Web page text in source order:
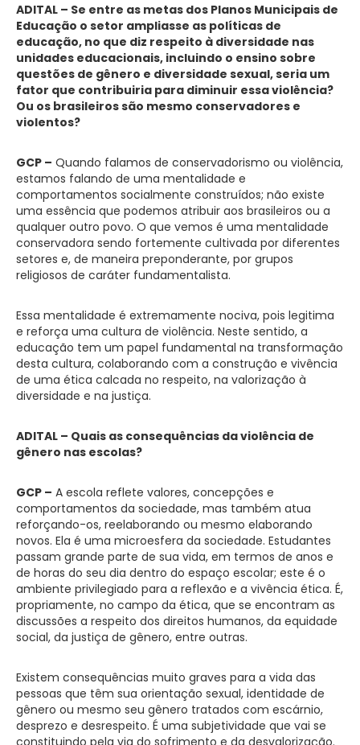
ADITAL – Se entre as metas dos Planos Municipais de
Educação o setor ampliasse as políticas de
educação, no que diz respeito à diversidade nas
unidades educacionais, incluindo o ensino sobre
questões de gênero e diversidade sexual, seria um
fator que contribuiria para diminuir essa violência?
Ou os brasileiros são mesmo conservadores e
violentos?
GCP – Quando falamos de conservadorismo ou violência,
estamos falando de uma mentalidade e
comportamentos socialmente construídos; não existe
uma essência que podemos atribuir aos brasileiros ou a
qualquer outro povo. O que vemos é uma mentalidade
conservadora sendo fortemente cultivada por diferentes
setores e, de maneira preponderante, por grupos
religiosos de caráter fundamentalista.
Essa mentalidade é extremamente nociva, pois legitima
e reforça uma cultura de violência. Neste sentido, a
educação tem um papel fundamental na transformação
desta cultura, colaborando com a construção e vivência
de uma ética calcada no respeito, na valorização à
diversidade e na justiça.
ADITAL – Quais as consequências da violência de
gênero nas escolas?
GCP – A escola reflete valores, concepções e
comportamentos da sociedade, mas também atua
reforçando-os, reelaborando ou mesmo elaborando
novos. Ela é uma microesfera da sociedade. Estudantes
passam grande parte de sua vida, em termos de anos e
de horas do seu dia dentro do espaço escolar; este é o
ambiente privilegiado para a reflexão e a vivência ética. É,
propriamente, no campo da ética, que se encontram as
discussões a respeito dos direitos humanos, da equidade
social, da justiça de gênero, entre outras.
Existem consequências muito graves para a vida das
pessoas que têm sua orientação sexual, identidade de
gênero ou mesmo seu gênero tratados com escárnio,
desprezo e desrespeito. É uma subjetividade que vai se
constituindo pela via do sofrimento e da desvalorização.